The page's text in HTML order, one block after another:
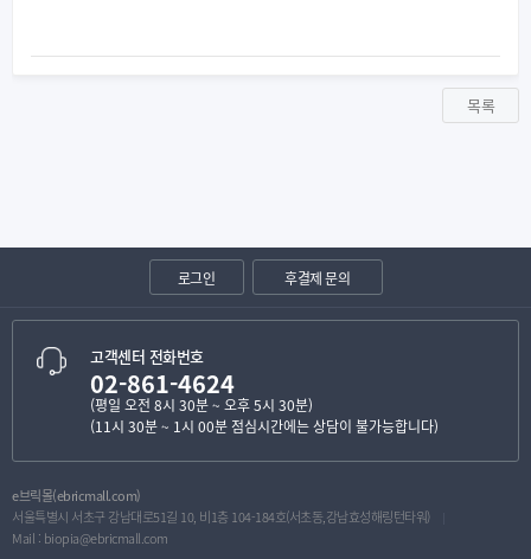
목록
로그인 후결제 문의
고객센터 전화번호
02-861-4624
(평일 오전 8시 30분 ~ 오후 5시 30분)
(11시 30분 ~ 1시 00분 점심시간에는 상담이 불가능합니다)
e브릭몰(ebricmall.com)
서울특별시 서초구 강남대로51길 10, 비1층 104-184호(서초동,강남효성해링턴타워)
Mail : biopia@ebricmall.com